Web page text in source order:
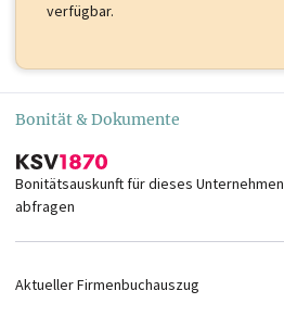
verfügbar.
Bonität & Dokumente
Bonitätsauskunft für dieses Unternehmen
abfragen
Aktueller Firmenbuchauszug